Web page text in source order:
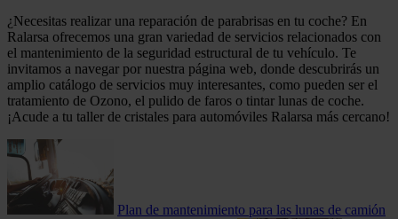
¿Necesitas realizar una reparación de parabrisas en tu coche? En
Ralarsa ofrecemos una gran variedad de servicios relacionados con
el mantenimiento de la seguridad estructural de tu vehículo. Te
invitamos a navegar por nuestra página web, donde descubrirás un
amplio catálogo de servicios muy interesantes, como pueden ser el
tratamiento de Ozono, el pulido de faros o tintar lunas de coche.
¡Acude a tu taller de cristales para automóviles Ralarsa más cercano!
Plan de mantenimiento para las lunas de camión